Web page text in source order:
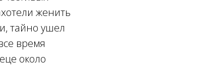
женить
тайно ушел
время
около